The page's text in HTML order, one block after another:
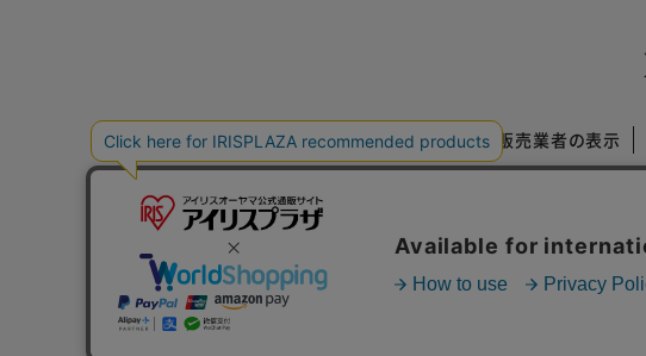
特定商取引法に基づく通信販売業者の表示